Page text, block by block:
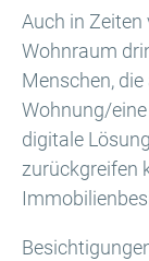
Auch in
Wohnraum
Menschen,
Wohnung/
digitale
zurückgreifen